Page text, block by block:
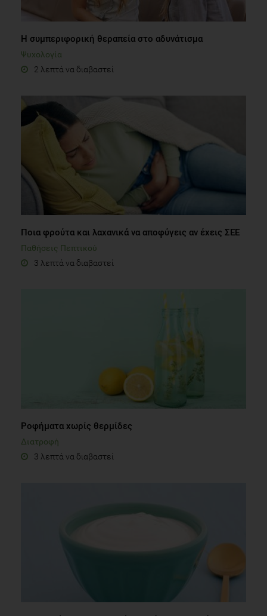
H συμπεριφορική θεραπεία στο αδυνάτισμα
Ψυχολογία
2 λεπτά να διαβαστεί
Ποια φρούτα και λαχανικά να αποφύγεις αν έχεις ΣΕΕ
Παθήσεις Πεπτικού
3 λεπτά να διαβαστεί
Ροφήματα χωρίς θερμίδες
Διατροφή
3 λεπτά να διαβαστεί